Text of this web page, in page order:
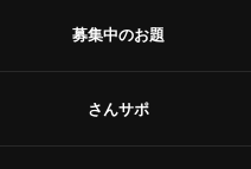
募集中のお題
さんサポ